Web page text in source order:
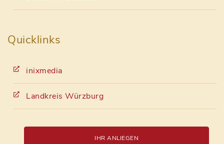
Quicklinks
inixmedia
Landkreis Würzburg
IHR ANLIEGEN